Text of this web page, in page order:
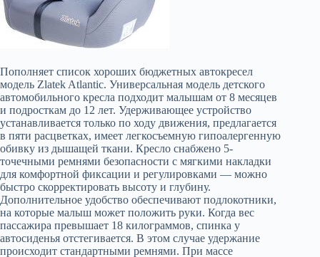
Пополняет список хороших бюджетных автокресел
модель Zlatek Atlantic. Универсальная модель детского
автомобильного кресла подходит малышам от 8 месяцев
и подросткам до 12 лет. Удерживающее устройство
устанавливается только по ходу движения, предлагается
в пяти расцветках, имеет легкосъемную гипоалергенную
обивку из дышащей ткани. Кресло снабжено 5-
точечными ремнями безопасности с мягкими накладки
для комфортной фиксации и регулировками — можно
быстро скорректировать высоту и глубину.
Дополнительное удобство обеспечивают подлокотники,
на которые малыш может положить руки. Когда вес
пассажира превышает 18 килограммов, спинка у
автосиденья отстегивается. В этом случае удержание
происходит стандартными ремнями. При массе